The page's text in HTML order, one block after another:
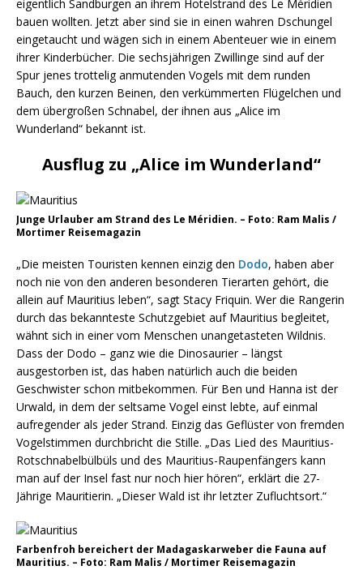
eigentlich Sandburgen an ihrem Hotelstrand des Le Méridien
bauen wollten. Jetzt aber sind sie in einen wahren Dschungel
eingetaucht und wägen sich in einem Abenteuer wie in einem
ihrer Kinderbücher. Die sechsjährigen Zwillinge sind auf der
Spur jenes trottelig anmutenden Vogels mit dem runden
Bauch, den kurzen Beinen, den verkümmerten Flügelchen und
dem übergroßen Schnabel, der ihnen aus „Alice im
Wunderland“ bekannt ist.
Ausflug zu „Alice im Wunderland“
Junge Urlauber am Strand des Le Méridien. – Foto: Ram Malis /
Mortimer Reisemagazin
„Die meisten Touristen kennen einzig den Dodo, haben aber
noch nie von den anderen besonderen Tierarten gehört, die
allein auf Mauritius leben“, sagt Stacy Friquin. Wer die Rangerin
durch das bekannteste Schutzgebiet auf Mauritius begleitet,
wähnt sich in einer vom Menschen unangetasteten Wildnis.
Dass der Dodo – ganz wie die Dinosaurier – längst
ausgestorben ist, das haben natürlich auch die beiden
Geschwister schon mitbekommen. Für Ben und Hanna ist der
Urwald, in dem der seltsame Vogel einst lebte, auf einmal
aufregender als jeder Strand. Einzig das Geflüster von fremden
Vogelstimmen durchbricht die Stille. „Das Lied des Mauritius-
Rotschnabelbülbüls und des Mauritius-Raupenfängers kann
man auf der Insel fast nur noch hier hören“, erklärt die 27-
Jährige Mauritierin. „Dieser Wald ist ihr letzter Zufluchtsort.“
Farbenfroh bereichert der Madagaskarweber die Fauna auf
Mauritius. – Foto: Ram Malis / Mortimer Reisemagazin